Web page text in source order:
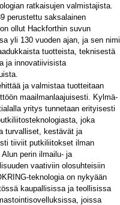
ratkaisujen valmistajista.
perustettu saksalainen
ollut Hackforthin suvun
yli 130 vuoden ajan, ja sen nimi
tuotteista, teknisestä
ja innovatiivisista
ja valmistaa tuotteitaan
maailmanlaajuisesti. Kylmä-
yritys tunnetaan erityisesti
joka
turvalliset, kestävät ja
tiiviit putkiliitokset ilman
perin ilmailu- ja
vaativiin olosuhteisiin
teknologia on nykyään
kaupallisissa ja teollisissa
joissa